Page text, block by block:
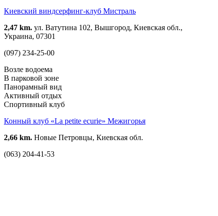
Киевский виндсерфинг-клуб Мистраль
2,47 km. ул. Ватутина 102, Вышгород, Киевская обл.,
Украина, 07301
(097) 234-25-00
Возле водоема
В парковой зоне
Панорамный вид
Активный отдых
Спортивный клуб
Конный клуб «La petite ecurie» Межигорья
2,66 km. Новые Петровцы, Киевская обл.
(063) 204-41-53